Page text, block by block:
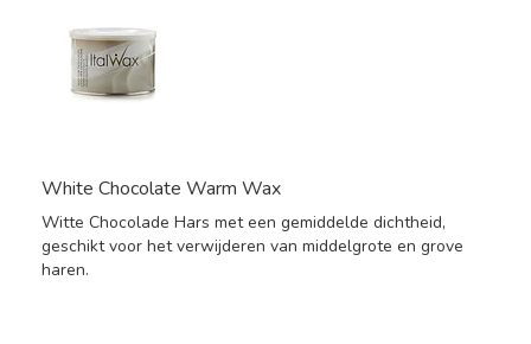
White Chocolate Warm Wax
Witte Chocolade Hars met een gemiddelde dichtheid,
geschikt voor het verwijderen van middelgrote en grove
haren.